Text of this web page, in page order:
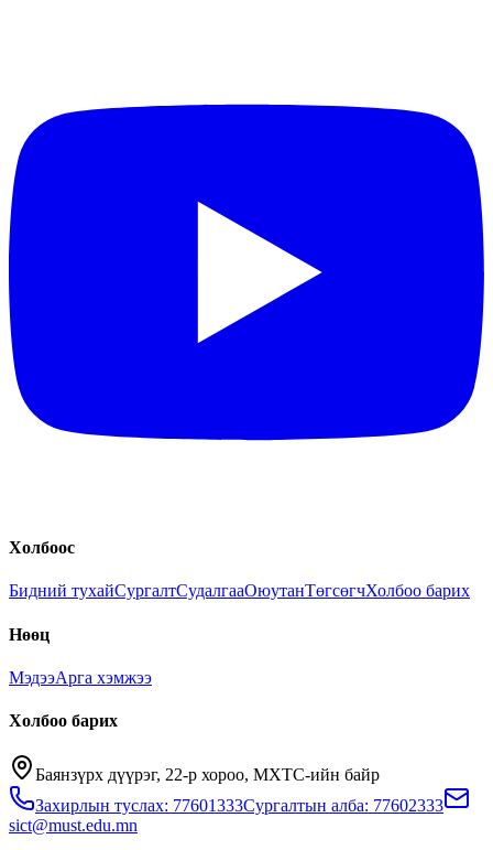
Холбоос
Бидний тухайСургалтСудалгааОюутанТөгсөгчХолбоо барих
Нөөц
МэдээАрга хэмжээ
Холбоо барих
Баянзүрх дүүрэг, 22-р хороо, МХТС-ийн байр
Захирлын туслах: 77601333Сургалтын алба: 77602333
sict@must.edu.mn